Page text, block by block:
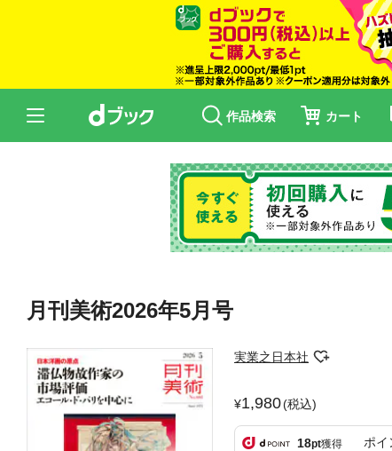
作品検索 カート
月刊美術2026年5月号
実業之日本社
1,980(税込)
18pt獲得 ポイ